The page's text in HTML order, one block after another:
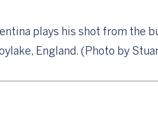
plays his shot from the
England. (Photo by